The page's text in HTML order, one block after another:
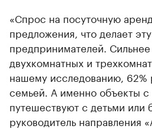
«Спрос на посуточную
предложения, что делает
предпринимателей. Сильнее
двухкомнатных и
нашему исследованию, 62%
семьей. А именно объекты
путешествуют с детьми
руководитель направления